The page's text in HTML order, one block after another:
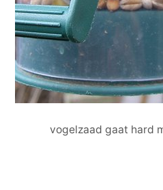
vogelzaad gaat hard